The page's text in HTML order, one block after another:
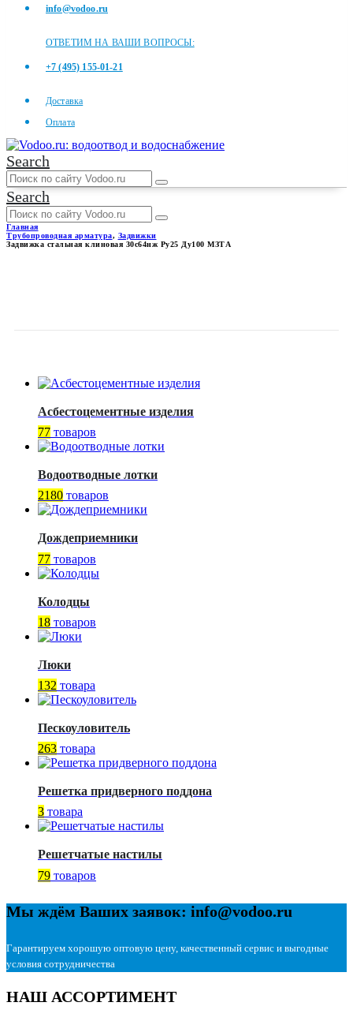
info@vodoo.ru
ОТВЕТИМ НА ВАШИ ВОПРОСЫ:
+7 (495) 155-01-21
Доставка
Оплата
Search
Search
Главная
Трубопроводная арматура, Задвижки
Задвижка стальная клиновая 30с64нж Ру25 Ду100 МЗТА
Асбестоцементные изделия
77 товаров
Водоотводные лотки
2180 товаров
Дождеприемники
77 товаров
Колодцы
18 товаров
Люки
132 товара
Пескоуловитель
263 товара
Решетка придверного поддона
3 товара
Решетчатые настилы
79 товаров
Мы ждём Ваших заявок: info@vodoo.ru
Гарантируем хорошую оптовую цену, качественный сервис и выгодные
условия сотрудничества
НАШ АССОРТИМЕНТ